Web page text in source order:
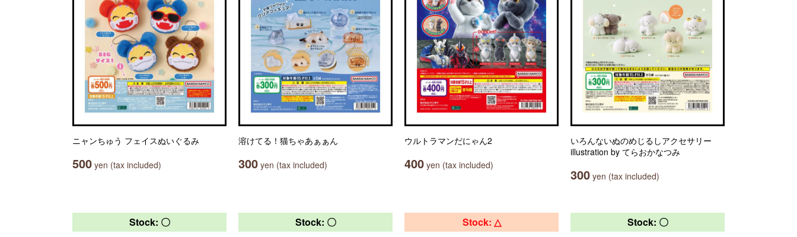
ニャンちゅう フェイスぬいぐるみ
500 yen (tax included)
溶けてる！猫ちゃあぁぁん
300 yen (tax included)
ウルトラマンだにゃん2
400 yen (tax included)
いろんないぬのめじるしアクセサリー
illustration by てらおかなつみ
300 yen (tax included)
Stock: 〇 Stock: 〇 Stock: △ Stock: 〇